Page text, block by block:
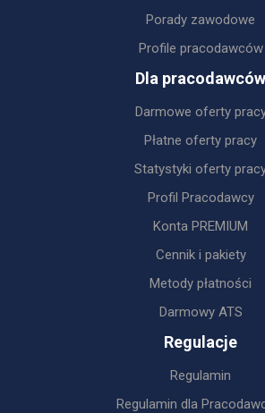
Porady zawodowe
Profile pracodawców
Dla pracodawców
Darmowe oferty
Płatne oferty pracy
Statystyki oferty
Profil Pracodawcy
Konta PREMIUM
Cennik i pakiety
Metody płatności
Darmowy ATS
Regulacje
Regulamin
Regulamin dla